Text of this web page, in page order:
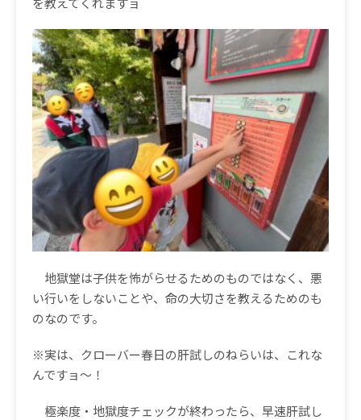
地獄堂は子供を怖がらせるためのものではなく、悪
い行いをしないことや、命の大切さを教えるためのも
のなのです。
※実は、クローバー春日の肝試しのねらいは、これな
んですョ〜！
極楽度・地獄度チェックが終わったら、早速肝試し